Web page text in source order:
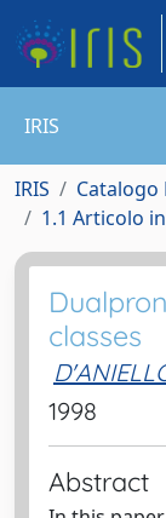
IRIS
IRIS Catalogo
1.1 Articolo
classes
1998
Abstract